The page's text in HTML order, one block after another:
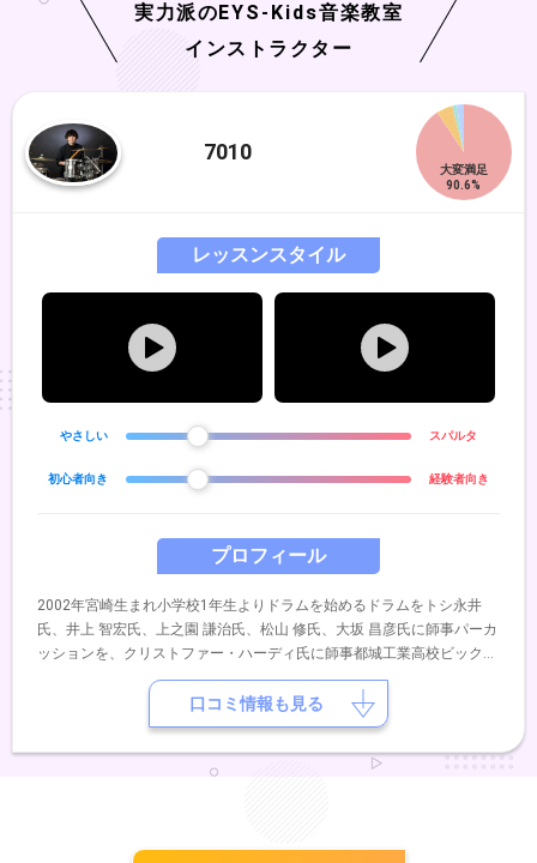
実力派の EYS-Kids音楽教室
インストラクター
7010
プロフィール
2002年宮崎生まれ小学校1年生よりドラムを始めるドラムをトシ永井
氏、井上 智宏氏、上之園 謙治氏、松山 修氏、大坂 昌彦氏に師事パーカ
ッションを、クリストファー・ハーディ氏に師事都城工業高校ビックバ
ンド部に所属し、自信でもビックバンドを立ち上げる九州スチューデン
トジャズフェスティバルでグッドスウィング賞受賞、その際にエリッ
ク・ミヤシロと共演洗足学園音楽大学音楽部ジャズ＆アメリカンミュー
ジックコースドラム専攻を卒業現在では様々なセッションに参加しホス
レッスンスタイル
やさしい スパルタ
初心者向き 経験者向き
口コミ情報も見る